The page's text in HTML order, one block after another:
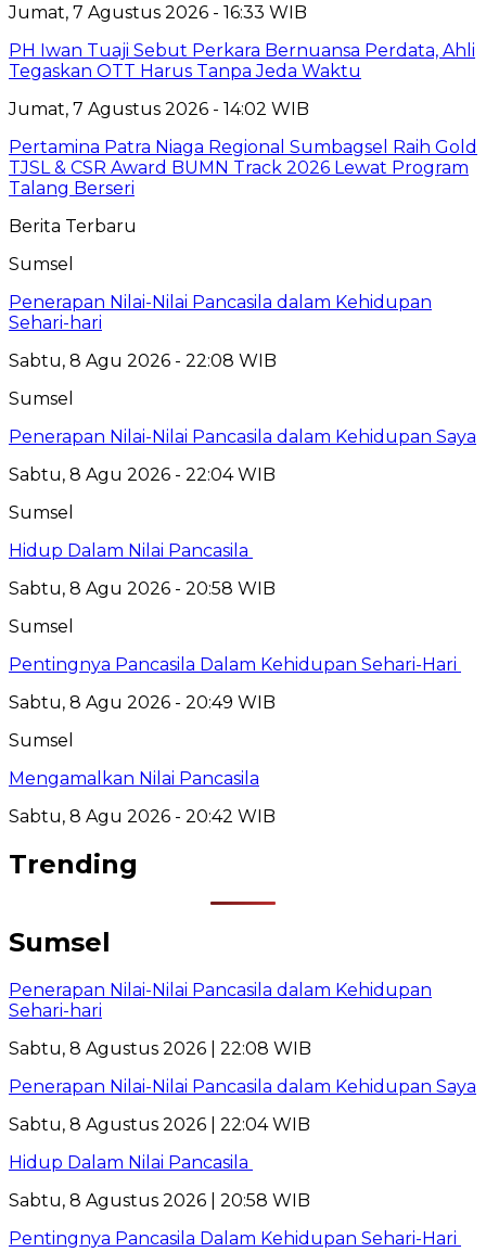
Jumat, 7 Agustus 2026 - 16:33 WIB
PH Iwan Tuaji Sebut Perkara Bernuansa Perdata, Ahli
Tegaskan OTT Harus Tanpa Jeda Waktu
Jumat, 7 Agustus 2026 - 14:02 WIB
Pertamina Patra Niaga Regional Sumbagsel Raih Gold
TJSL & CSR Award BUMN Track 2026 Lewat Program
Talang Berseri
Berita Terbaru
Sumsel
Penerapan Nilai-Nilai Pancasila dalam Kehidupan
Sehari-hari
Sabtu, 8 Agu 2026 - 22:08 WIB
Sumsel
Penerapan Nilai-Nilai Pancasila dalam Kehidupan Saya
Sabtu, 8 Agu 2026 - 22:04 WIB
Sumsel
Hidup Dalam Nilai Pancasila
Sabtu, 8 Agu 2026 - 20:58 WIB
Sumsel
Pentingnya Pancasila Dalam Kehidupan Sehari-Hari
Sabtu, 8 Agu 2026 - 20:49 WIB
Sumsel
Mengamalkan Nilai Pancasila
Sabtu, 8 Agu 2026 - 20:42 WIB
Trending
Sumsel
Penerapan Nilai-Nilai Pancasila dalam Kehidupan
Sehari-hari
Sabtu, 8 Agustus 2026 | 22:08 WIB
Penerapan Nilai-Nilai Pancasila dalam Kehidupan Saya
Sabtu, 8 Agustus 2026 | 22:04 WIB
Hidup Dalam Nilai Pancasila
Sabtu, 8 Agustus 2026 | 20:58 WIB
Pentingnya Pancasila Dalam Kehidupan Sehari-Hari